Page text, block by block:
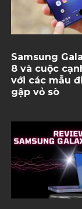
Samsung
8 và cuộc
với các mẫu
gập vỏ sò